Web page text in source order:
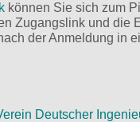
können Sie sich zum
Zugangslink und die
der Anmeldung in
Deutscher